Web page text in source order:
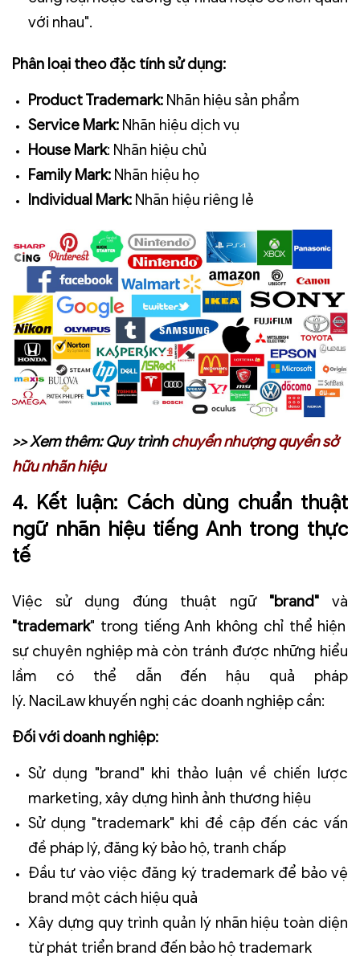
với nhau".
Phân loại theo đặc tính sử dụng:
Product Trademark: Nhãn hiệu sản phẩm
Service Mark: Nhãn hiệu dịch vụ
House Mark: Nhãn hiệu chủ
FamilyMark: Nhãn hiệu họ
Individual Mark: Nhãn hiệu riêng lẻ
>> Xem thêm:Quy trình chuyển nhượng quyền sở
hữu nhãn hiệu
4. Kết luận: Cách dùng chuẩn thuật
ngữ nhãn hiệu tiếng Anh trong thực
tế
Việc sử dụng đúng thuật ngữ "brand" và
"trademark" trong tiếng Anh không chỉ thể hiện
sự chuyên nghiệp mà còn tránh được những hiểu
lầm có thể dẫn đến hậu quả pháp
lý. NaciLawkhuyến nghị các doanh nghiệp cần:
Đối với doanh nghiệp:
Sử dụng "brand" khi thảo luận về chiến lược
marketing, xây dựng hình ảnh thương hiệu
Sử dụng "trademark" khi đề cập đến các vấn
đề pháp lý, đăng ký bảo hộ, tranh chấp
Đầu tư vào việc đăng ký trademark để bảo vệ
brand một cách hiệu quả
Xây dựng quy trình quản lý nhãn hiệu toàn diện
từ phát triển brand đến bảo hộ trademark